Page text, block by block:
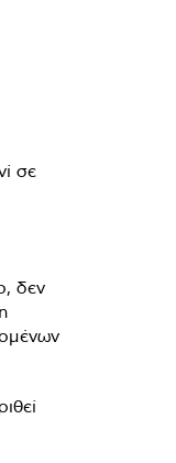
σε
δεν